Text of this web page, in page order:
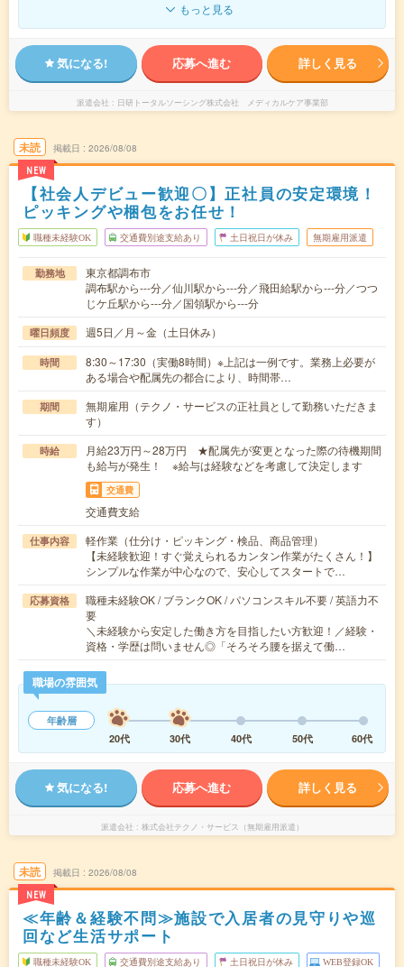
もっと見る
気になる! 応募へ進む 詳しく見る
派遣会社 日研トータルソーシング株式会社 メディカルケア事業部
未読
NEW
掲載日 2026/08/08
【社会人デビュー歓迎〇】正社員の安定環境！
ピッキングや梱包をお任せ！
職種未経験OK 交通費別途支給あり 土日祝日が休み 無期雇用派遣
勤務地
東京都調布市
調布駅から---分／仙川駅から---分／飛田給駅から---分／つつ
じケ丘駅から---分／国領駅から---分
曜日頻度 週5日／月～金（土日休み）
時間
8:30～17:30（実働8時間）※上記は一例です。業務上必要が
ある場合や配属先の都合により、時間帯…
期間
無期雇用（テクノ・サービスの正社員として勤務いただきま
す）
時給
月給23万円～28万円 ★配属先が変更となった際の待機期間
も給与が発生！ ※給与は経験などを考慮して決定します
交通費
交通費支給
仕事内容
軽作業（仕分け・ピッキング・検品、商品管理）
【未経験歓迎！すぐ覚えられるカンタン作業がたくさん！】
シンプルな作業が中心なので、安心してスタートで…
応募資格
職種未経験OK / ブランクOK / パソコンスキル不要 / 英語力不
要
＼未経験から安定した働き方を目指したい方歓迎！／経験・
資格・学歴は問いません◎「そろそろ腰を据えて働…
職場の雰囲気
年齢層
20代
30代 40代 50代 60代
気になる! 応募へ進む 詳しく見る
派遣会社 株式会社テクノ・サービス（無期雇用派遣）
未読
NEW
掲載日 2026/08/08
≪年齢＆経験不問≫施設で入居者の見守りや巡
回など生活サポート
職種未経験OK 交通費別途支給あり 土日祝日が休み WEB登録OK